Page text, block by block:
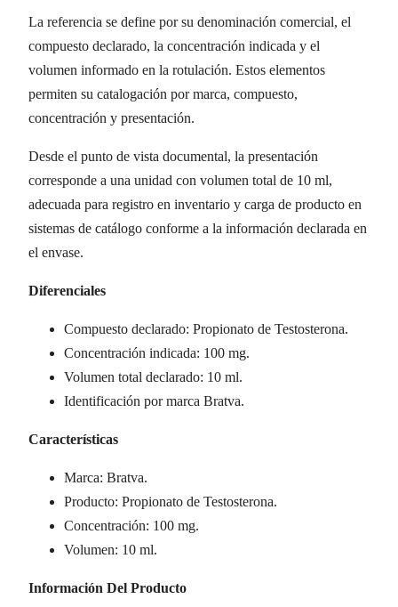
La referencia se define por su denominación comercial, el
compuesto declarado, la concentración indicada y el
volumen informado en la rotulación. Estos elementos
permiten su catalogación por marca, compuesto,
concentración y presentación.
Desde el punto de vista documental, la presentación
corresponde a una unidad con volumen total de 10 ml,
adecuada para registro en inventario y carga de producto en
sistemas de catálogo conforme a la información declarada en
el envase.
Diferenciales
Compuesto declarado: Propionato de Testosterona.
Concentración indicada: 100 mg.
Volumen total declarado: 10 ml.
Identificación por marca Bratva.
Características
Marca: Bratva.
Producto: Propionato de Testosterona.
Concentración: 100 mg.
Volumen: 10 ml.
Información Del Producto